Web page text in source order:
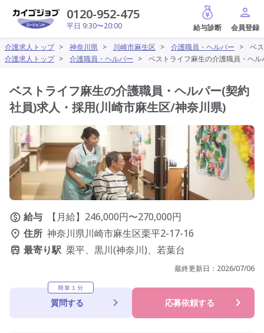
0120-952-475
平日 9:30〜20:00
給与診断
介護求人トップ > 神奈川県 > 川崎市麻生区 > 介護職員・ヘルパー >
ベ
介護求人トップ > 介護職員・ヘルパー > ベストライフ麻生の介護職員・ヘ
ベストライフ麻生の介護職員・ヘルパー(契約
社員)求人・採用(川崎市麻生区/神奈川県)
給与
【月給】246,000円〜270,000円
住所 神奈川県川崎市麻生区栗平2-17-16
最寄り駅 栗平、黒川(神奈川)、若葉台
最終更新日： 2026/07/06
簡単１分
質問する 応募依頼する